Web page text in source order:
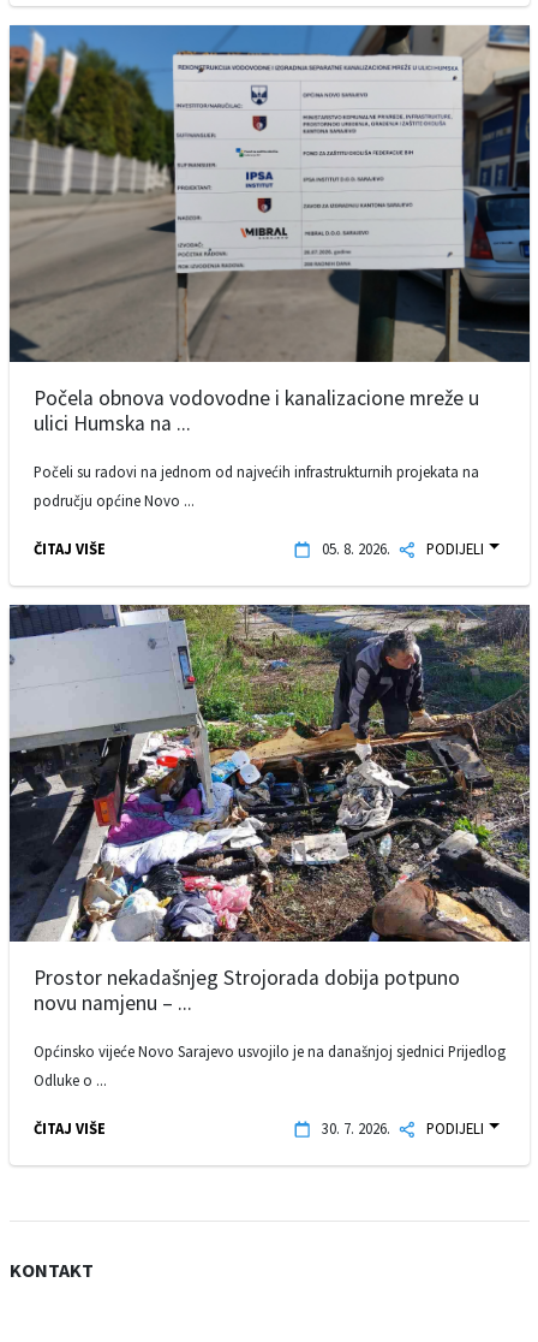
Počela obnova vodovodne i kanalizacione mreže u
ulici Humska na ...
Počeli su radovi na jednom od najvećih infrastrukturnih projekata na
području općine Novo ...
ČITAJ VIŠE 05. 8. 2026. PODIJELI
Prostor nekadašnjeg Strojorada dobija potpuno
novu namjenu – ...
Općinsko vijeće Novo Sarajevo usvojilo je na današnjoj sjednici Prijedlog
Odluke o ...
ČITAJ VIŠE 30. 7. 2026. PODIJELI
KONTAKT